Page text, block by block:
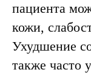
пациента
кожи,
Ухудшение
также часто